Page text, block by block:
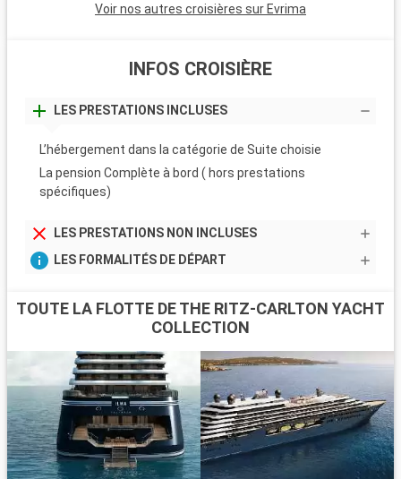
Voir nos autres croisières sur Evrima
INFOS CROISIÈRE
LES PRESTATIONS INCLUSES
L’hébergement dans la catégorie de Suite choisie
La pension Complète à bord ( hors prestations
spécifiques)
LES PRESTATIONS NON INCLUSES
LES FORMALITÉS DE DÉPART
TOUTE LA FLOTTE DE THE RITZ-CARLTON YACHT
COLLECTION